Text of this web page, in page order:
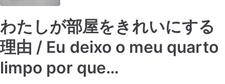
わたしが部屋をきれいにする
理由 / Eu deixo o meu quarto
limpo por que…